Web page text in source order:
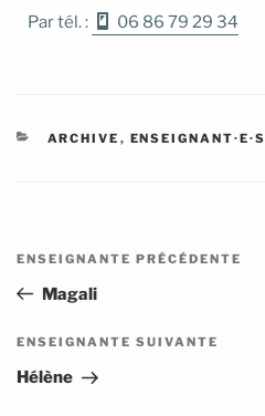
Par tél. :
06 86 79 29 34
CATÉGORIES
ARCHIVE , ENSEIGNANT·E·S
l’article
Article
précédent
ENSEIGNANTE PRÉCÉDENTE
Magali
Article
suivant
ENSEIGNANTE SUIVANTE
Hélène